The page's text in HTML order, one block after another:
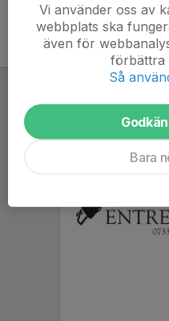
Vi använder oss av
webbplats ska
även för
förbättra
Så
Bara